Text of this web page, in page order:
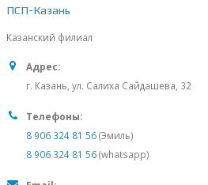
ПСП-Казань
Казанский филиал
Адрес:
г. Казань, ул. Салиха Сайдашева, 32
Телефоны:
8 906 324 81 56(Эмиль)
8 906 324 81 56(whatsapp)